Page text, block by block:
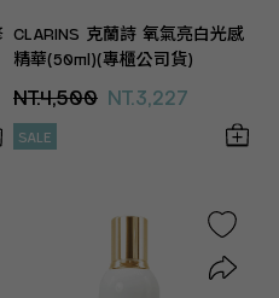
CLARINS 克蘭詩 氧氣亮白光感
精華(50ml)(專櫃公司貨)
NT.4,500 NT.3,227
SALE